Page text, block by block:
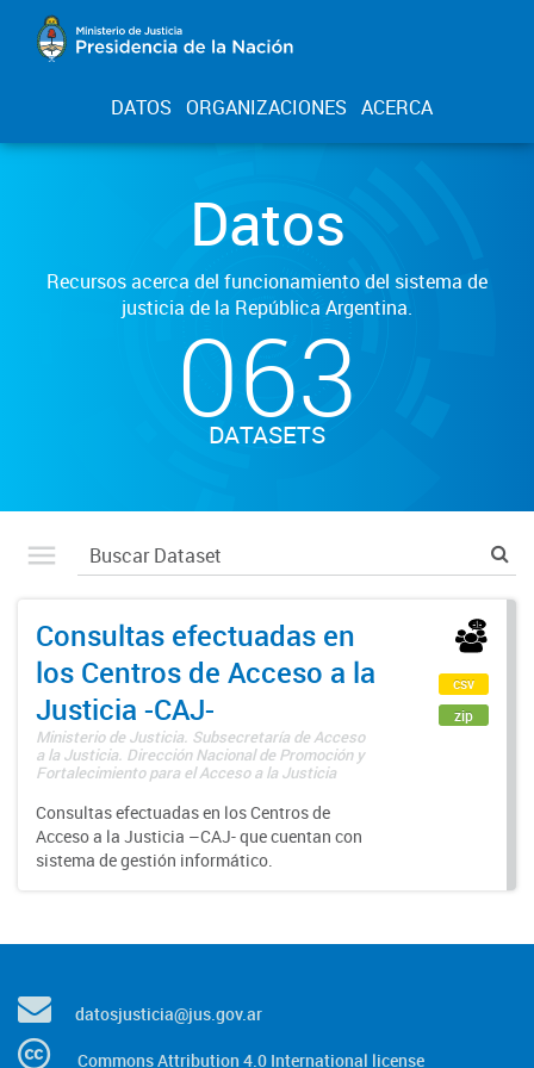
DATOS ORGANIZACIONES ACERCA
Datos
Recursos acerca del funcionamiento del sistema de
justicia de la República Argentina.
063
DATASETS
Consultas efectuadas en
los Centros de Acceso a la
Justicia -CAJ-
Ministerio de Justicia. Subsecretaría de Acceso
a la Justicia. Dirección Nacional de Promoción y
Fortalecimiento para el Acceso a la Justicia
Consultas efectuadas en los Centros de
Acceso a la Justicia –CAJ- que cuentan con
sistema de gestión informático.
csv
zip
datosjusticia@jus.gov.ar
Commons Attribution 4.0 International license